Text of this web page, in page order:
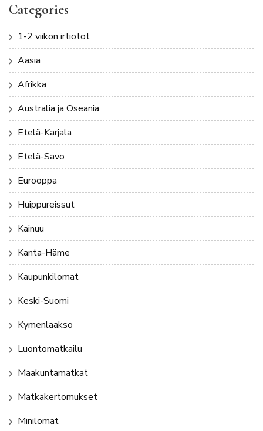
Categories
1-2 viikon irtiotot
Aasia
Afrikka
Australia ja Oseania
Etelä-Karjala
Etelä-Savo
Eurooppa
Huippureissut
Kainuu
Kanta-Häme
Kaupunkilomat
Keski-Suomi
Kymenlaakso
Luontomatkailu
Maakuntamatkat
Matkakertomukset
Minilomat